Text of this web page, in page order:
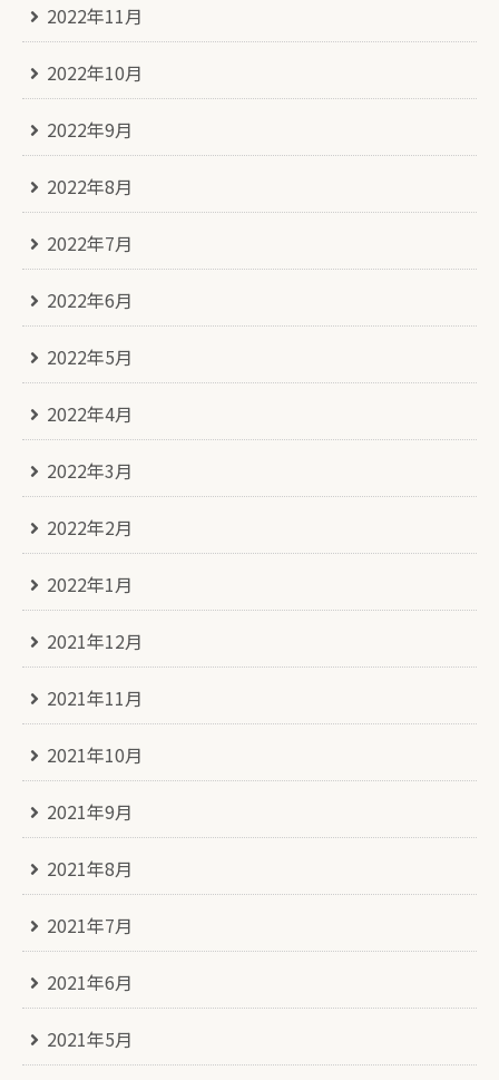
2022年11月
2022年10月
2022年9月
2022年8月
2022年7月
2022年6月
2022年5月
2022年4月
2022年3月
2022年2月
2022年1月
2021年12月
2021年11月
2021年10月
2021年9月
2021年8月
2021年7月
2021年6月
2021年5月